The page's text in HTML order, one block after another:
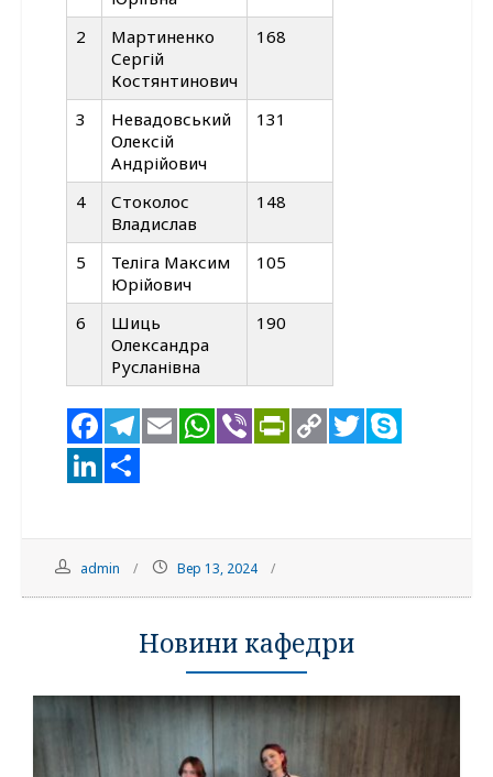
2
Мартиненко
Сергій
Костянтинович
168
3
Невадовський
Олексій
Андрійович
131
4
Стоколос
Владислав
148
5
Теліга Максим
Юрійович
105
6
Шиць
Олександра
Русланівна
190
Facebook
Telegram
Email
WhatsApp
ViberCopyTwitter
LinkedIn
admin Вер 13, 2024
Новини кафедри